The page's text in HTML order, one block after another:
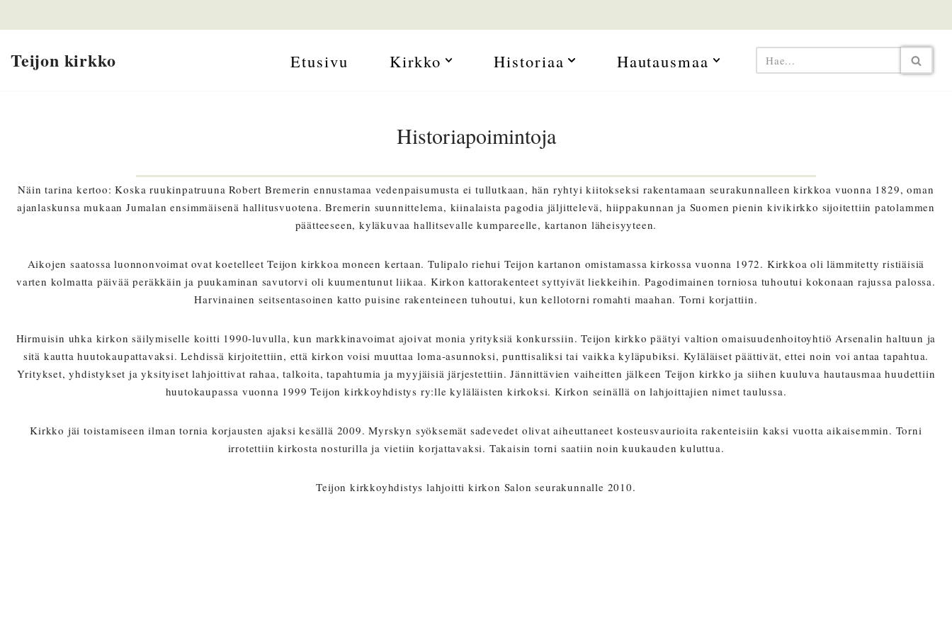
suoraan
sisältöön
Teijon kirkko Etusivu Kirkko Historiaa Hautausmaa
Historiapoimintoja
Näin tarina kertoo: Koska ruukinpatruuna Robert Bremerin ennustamaa vedenpaisumusta ei tullutkaan, hän ryhtyi kiitokseksi rakentamaan seurakunnalleen kirkkoa vuonna 1829, oman
ajanlaskunsa mukaan Jumalan ensimmäisenä hallitusvuotena. Bremerin suunnittelema, kiinalaista pagodia jäljittelevä, hiippakunnan ja Suomen pienin kivikirkko sijoitettiin patolammen
päätteeseen, kyläkuvaa hallitsevalle kumpareelle, kartanon läheisyyteen.
Aikojen saatossa luonnonvoimat ovat koetelleet Teijon kirkkoa moneen kertaan. Tulipalo riehui Teijon kartanon omistamassa kirkossa vuonna 1972. Kirkkoa oli lämmitetty ristiäisiä
varten kolmatta päivää peräkkäin ja puukaminan savutorvi oli kuumentunut liikaa. Kirkon kattorakenteet syttyivät liekkeihin. Pagodimainen torniosa tuhoutui kokonaan rajussa palossa.
Harvinainen seitsentasoinen katto puisine rakenteineen tuhoutui, kun kellotorni romahti maahan. Torni korjattiin.
Hirmuisin uhka kirkon säilymiselle koitti 1990-luvulla, kun markkinavoimat ajoivat monia yrityksiä konkurssiin. Teijon kirkko päätyi valtion omaisuudenhoitoyhtiö Arsenalin haltuun ja
sitä kautta huutokaupattavaksi. Lehdissä kirjoitettiin, että kirkon voisi muuttaa loma-asunnoksi, punttisaliksi tai vaikka kyläpubiksi. Kyläläiset päättivät, ettei noin voi antaa tapahtua.
Yritykset, yhdistykset ja yksityiset lahjoittivat rahaa, talkoita, tapahtumia ja myyjäisiä järjestettiin. Jännittävien vaiheitten jälkeen Teijon kirkko ja siihen kuuluva hautausmaa huudettiin
huutokaupassa vuonna 1999 Teijon kirkkoyhdistys ry:lle kyläläisten kirkoksi. Kirkon seinällä on lahjoittajien nimet taulussa.
Kirkko jäi toistamiseen ilman tornia korjausten ajaksi kesällä 2009. Myrskyn syöksemät sadevedet olivat aiheuttaneet kosteusvaurioita rakenteisiin kaksi vuotta aikaisemmin. Torni
irrotettiin kirkosta nosturilla ja vietiin korjattavaksi. Takaisin torni saatiin noin kuukauden kuluttua.
Teijon kirkkoyhdistys lahjoitti kirkon Salon seurakunnalle 2010.